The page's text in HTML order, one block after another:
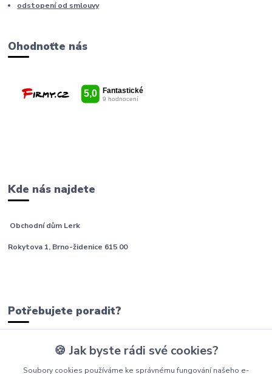
odstopení od smlouvy
Ohodnoťte nás
Kde nás najdete
Obchodní dům Lerk
Rokytova 1, Brno-židenice 615 00
Potřebujete poradit?
+420 605 277 576
🍪 Jak byste rádi své cookies?
Soubory cookies používáme ke správnému fungování našeho e-